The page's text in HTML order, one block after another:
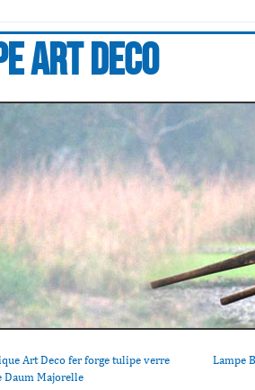
art deco
Art Deco fer forge tulipe verre
Daum Majorelle
Lampe